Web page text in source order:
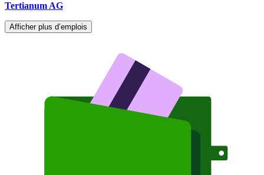
Tertianum AG
Afficher plus d’emplois